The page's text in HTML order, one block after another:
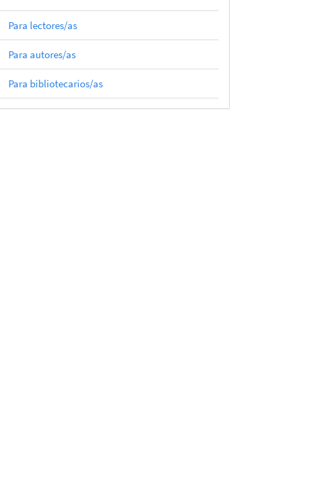
Para lectores/as
Para autores/as
Para bibliotecarios/as